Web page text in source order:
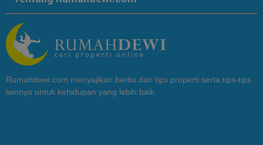
Rumahdewi.com menyajikan berita dan tips properti serta tips-tips
lainnya untuk kehidupan yang lebih baik